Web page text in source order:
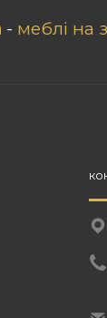
- меблі на